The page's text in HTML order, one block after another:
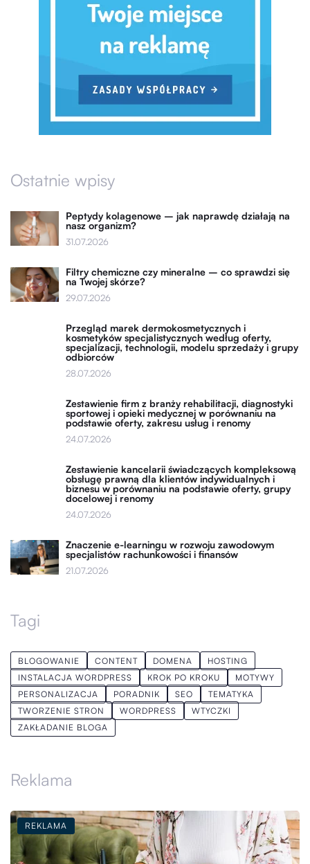
Ostatnie wpisy
Peptydy kolagenowe – jak naprawdę działają na
nasz organizm?
31.07.2026
Filtry chemiczne czy mineralne – co sprawdzi się
na Twojej skórze?
29.07.2026
Przegląd marek dermokosmetycznych i
kosmetyków specjalistycznych według oferty,
specjalizacji, technologii, modelu sprzedaży i grupy
odbiorców
28.07.2026
Zestawienie firm z branży rehabilitacji, diagnostyki
sportowej i opieki medycznej w porównaniu na
podstawie oferty, zakresu usług i renomy
24.07.2026
Zestawienie kancelarii świadczących kompleksową
obsługę prawną dla klientów indywidualnych i
biznesu w porównaniu na podstawie oferty, grupy
docelowej i renomy
24.07.2026
Znaczenie e-learningu w rozwoju zawodowym
specjalistów rachunkowości i finansów
21.07.2026
Tagi
BLOGOWANIE CONTENT DOMENA
HOSTING
INSTALACJA WORDPRESS
KROK PO KROKU
MOTYWY
PERSONALIZACJA
PORADNIK SEO
TEMATYKA
TWORZENIE STRON
WORDPRESS
WTYCZKI
ZAKŁADANIE BLOGA
Reklama
REKLAMA